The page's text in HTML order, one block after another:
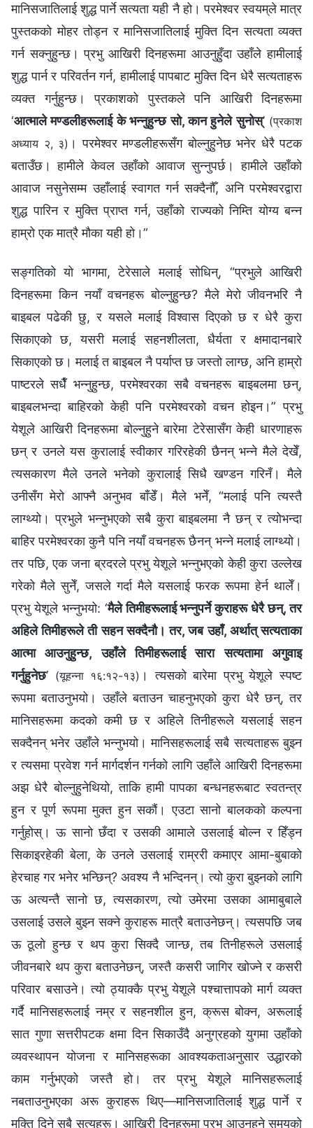
मानिसजातिलाई शुद्ध पार्ने सत्यता यही नै हो। परमेश्‍वर स्वयम्‌ले मात्र
पुस्तकको मोहर तोड्न र मानिसजातिलाई मुक्ति दिन सत्यता व्यक्त
गर्न सक्‍नुहुन्छ। प्रभु आखिरी दिनहरूमा आउनुहुँदा उहाँले हामीलाई
शुद्ध पार्न र परिवर्तन गर्न, हामीलाई पापबाट मुक्ति दिन धेरै सत्यताहरू
व्यक्त गर्नुहुन्छ। प्रकाशको पुस्तकले पनि आखिरी दिनहरूमा
‘आत्माले मण्डलीहरूलाई के भन्‍नुहुन्छ सो, कान हुनेले सुनोस्’ (प्रकाश
अध्याय २, ३) । परमेश्‍वर मण्डलीहरूसँग बोल्‍नुहुनेछ भनेर धेरै पटक
बताउँछ। हामीले केवल उहाँको आवाज सुन्‍नुपर्छ। हामीले उहाँको
आवाज नसुनेसम्‍म उहाँलाई स्वागत गर्न सक्दैनौँ, अनि परमेश्वरद्वारा
शुद्ध पारिन र मुक्ति प्राप्त गर्न, उहाँको राज्यको निम्ति योग्य बन्‍न
हाम्रो एक मात्रै मौका यही हो।”
सङ्गतिको यो भागमा, टेरेसाले मलाई सोधिन्, “प्रभुले आखिरी
दिनहरूमा किन नयाँ वचनहरू बोल्‍नुहुन्छ? मैले मेरो जीवनभरि नै
बाइबल पढेकी छु, र यसले मलाई विश्‍वास दिएको छ र धेरै कुरा
सिकाएको छ, यसरी मलाई सहनशीलता, धैर्यता र क्षमादानबारे
सिकाएको छ। मलाई त बाइबल नै पर्याप्त छ जस्तो लाग्छ, अनि हाम्रो
पाष्टरले सधैँ भन्‍नुहुन्छ, परमेश्‍वरका सबै वचनहरू बाइबलमा छन्,
बाइबलभन्दा बाहिरको केही पनि परमेश्‍वरको वचन होइन।” प्रभु
येशूले आखिरी दिनहरूमा बोल्‍नुहुने बारेमा टेरेसासँग केही धारणाहरू
छन् र उनले यस कुरालाई स्वीकार गरिरहेकी छैनन् भन्‍ने मैले देखेँ,
त्यसकारण मैले उनले भनेको कुरालाई सिधै खण्डन गरिनँ। मैले
उनीसँग मेरो आफ्‍नै अनुभव बाँडेँ। मैले भनेँ, “मलाई पनि त्यस्तै
लाग्थ्यो। प्रभुले भन्‍नुभएको सबै कुरा बाइबलमा नै छन् र त्योभन्दा
बाहिर परमेश्‍वरका कुनै पनि नयाँ वचनहरू छैनन् भन्‍ने मलाई लाग्थ्यो।
तर पछि, एक जना ब्रदरले प्रभु येशूले भन्‍नुभएको केही कुरा उल्‍लेख
गरेको मैले सुनेँ, जसले गर्दा मैले यसलाई फरक रूपमा हेर्न थालेँ।
प्रभु येशूले भन्नुभयो: ‘मैले तिमीहरूलाई भन्‍नुपर्ने कुराहरू धेरै छन्, तर
अहिले तिमीहरूले ती सहन सक्‍दैनौ। तर, जब उहाँ, अर्थात् सत्यताका
आत्मा आउनुहुन्छ, उहाँले तिमीहरूलाई सारा सत्यतामा अगुवाइ
गर्नुहुनेछ’ (यूहन्‍ना १६:१२-१३) । त्यसको बारेमा प्रभु येशूले स्पष्ट
रूपमा बताउनुभयो। उहाँले बताउन चाहनुभएको कुरा धेरै छन्, तर
मानिसहरूमा कदको कमी छ र अहिले तिनीहरूले यसलाई सहन
सक्दैनन् भनेर उहाँले भन्‍नुभयो। मानिसहरूलाई सबै सत्यताहरू बुझ्‍न
र त्यसमा प्रवेश गर्न मार्गदर्शन गर्नको लागि उहाँले आखिरी दिनहरूमा
अझ धेरै बोल्‍नुहुनेथियो, ताकि हामी पापका बन्धनहरूबाट स्वतन्त्र
हुन र पूर्ण रूपमा मुक्त हुन सकौं। एउटा सानो बालकको कल्‍पना
गर्नुहोस्। ऊ सानो छँदा र उसकी आमाले उसलाई बोल्‍न र हिँड्न
सिकाइरहेकी बेला, के उनले उसलाई राम्ररी कमाएर आमा-बुबाको
हेरचाह गर भनेर भन्छिन्? अवश्य नै भन्दिनन्। त्यो कुरा बुझ्‍नको लागि
ऊ अत्यन्तै सानो छ, त्यसकारण, त्यो उमेरमा उसका आमाबुबाले
उसलाई उसले बुझ्‍न सक्‍ने कुराहरू मात्रै बताउनेछन्। त्यसपछि जब
ऊ ठूलो हुन्छ र थप कुरा सिक्दै जान्छ, तब तिनीहरूले उसलाई
जीवनबारे थप कुरा बताउनेछन्, जस्तै कसरी जागिर खोज्‍ने र कसरी
परिवार बसाउने। त्यो ठ्याक्‍कै प्रभु येशूले पश्‍चात्तापको मार्ग व्यक्त
गर्दै मानिसहरूलाई नम्र र सहनशील हुन, क्रूस बोक्‍न, अरूलाई
सात गुणा सत्तरीपटक क्षमा दिन सिकाउँदै अनुग्रहको युगमा उहाँको
व्यवस्थापन योजना र मानिसहरूका आवश्यकताअनुसार उद्धारको
काम गर्नुभएको जस्तै हो। तर प्रभु येशूले मानिसहरूलाई
नबताउनुभएका अरू कुराहरू थिए—मानिसजातिलाई शुद्ध पार्ने र
मुक्ति दिने सबै सत्यहरू। आखिरी दिनहरूमा प्रभु आउनुहुने समयको